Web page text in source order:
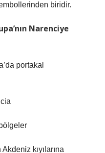
biridir.
Narenciye
portakal
kıyılarına